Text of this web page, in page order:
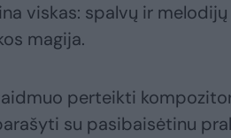
viskas: spalvų ir
magija.
perteikti
su pasibaisėtinu